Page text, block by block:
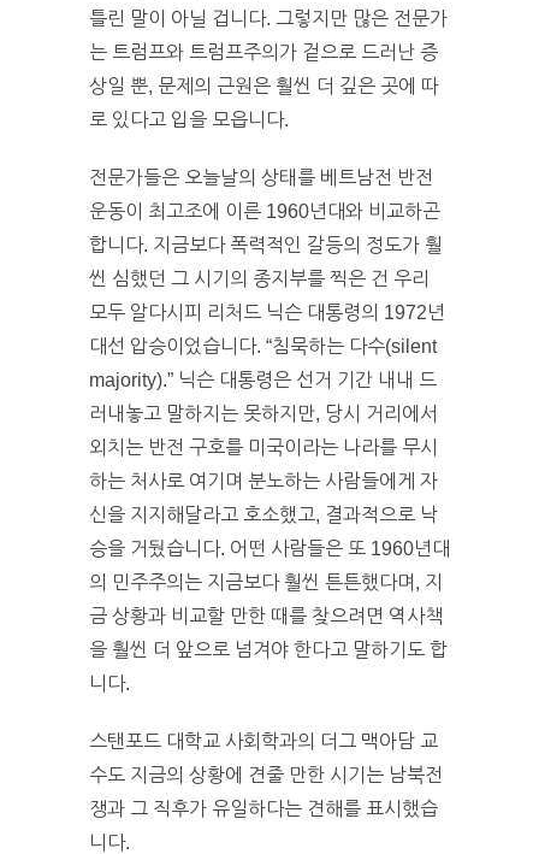
틀린 말이 아닐 겁니다. 그렇지만 많은 전문가
는 트럼프와 트럼프주의가 겉으로 드러난 증
상일 뿐, 문제의 근원은 훨씬 더 깊은 곳에 따
로 있다고 입을 모읍니다.
전문가들은 오늘날의 상태를 베트남전 반전
운동이 최고조에 이른 1960년대와 비교하곤
합니다. 지금보다 폭력적인 갈등의 정도가 훨
씬 심했던 그 시기의 종지부를 찍은 건 우리
모두 알다시피 리처드 닉슨 대통령의 1972년
대선 압승이었습니다. “침묵하는 다수(silent
majority).” 닉슨 대통령은 선거 기간 내내 드
러내놓고 말하지는 못하지만, 당시 거리에서
외치는 반전 구호를 미국이라는 나라를 무시
하는 처사로 여기며 분노하는 사람들에게 자
신을 지지해달라고 호소했고, 결과적으로 낙
승을 거뒀습니다. 어떤 사람들은 또 1960년대
의 민주주의는 지금보다 훨씬 튼튼했다며, 지
금 상황과 비교할 만한 때를 찾으려면 역사책
을 훨씬 더 앞으로 넘겨야 한다고 말하기도 합
니다.
스탠포드 대학교 사회학과의 더그 맥아담 교
수도 지금의 상황에 견줄 만한 시기는 남북전
쟁과 그 직후가 유일하다는 견해를 표시했습
니다.